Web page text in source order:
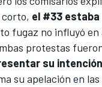
el #33
fugaz no influyó
protestas
su
su apelación en